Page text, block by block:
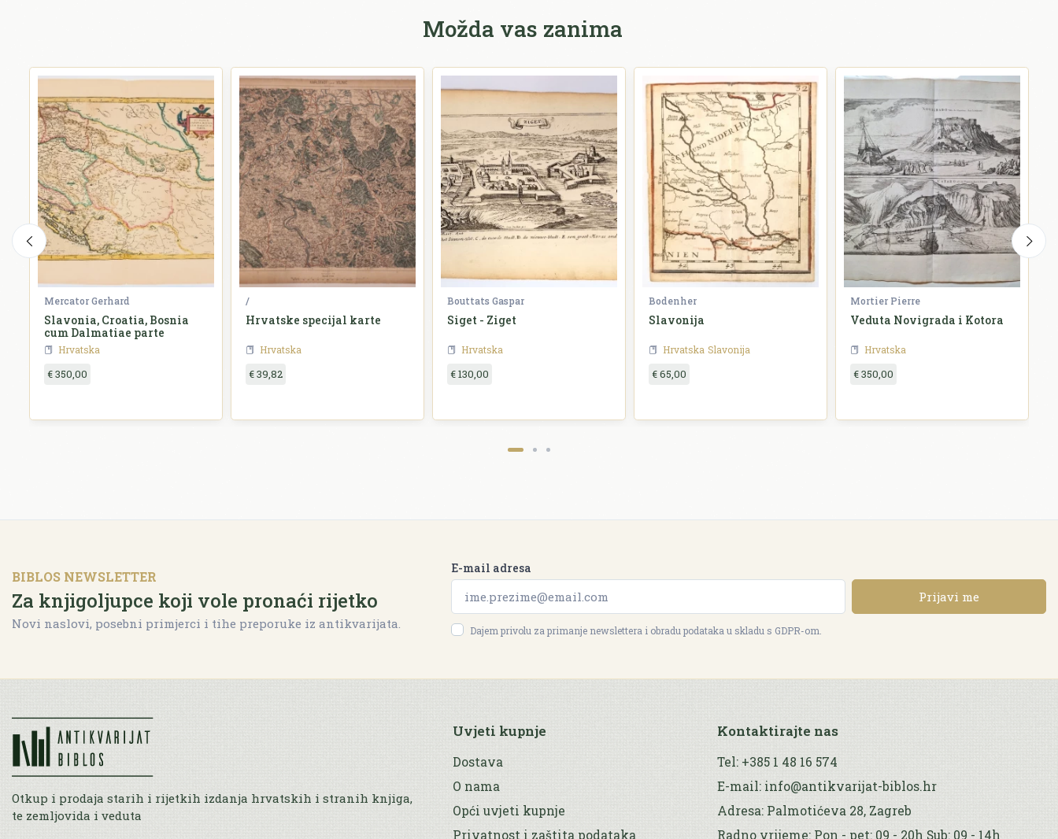
Možda vas zanima
Mercator Gerhard
Slavonia, Croatia, Bosnia
cum Dalmatiae parte
Hrvatska
€ 350,00
/
Hrvatske specijal karte
Hrvatska
€ 39,82
Bouttats Gaspar
Siget - Ziget
Hrvatska
€ 130,00
Bodenher
Slavonija
Hrvatska Slavonija
€ 65,00
Mortier Pierre
Veduta Novigrada i Kotora
Hrvatska
€ 350,00
BIBLOS NEWSLETTER
Za knjigoljupce koji vole pronaći rijetko
Novi naslovi, posebni primjerci i tihe preporuke iz antikvarijata.
E-mail adresa
Prijavi me
Dajem privolu za primanje newslettera i obradu podataka u skladu s GDPR-om.
Otkup i prodaja starih i rijetkih izdanja hrvatskih i stranih knjiga,
te zemljovida i veduta
Uvjeti kupnje
Dostava
O nama
Opći uvjeti kupnje
Privatnost i zaštita podataka
Kontaktirajte nas
Tel: +385 1 48 16 574
E-mail: info@antikvarijat-biblos.hr
Adresa: Palmotićeva 28, Zagreb
Radno vrijeme: Pon - pet: 09 - 20h Sub: 09 - 14h